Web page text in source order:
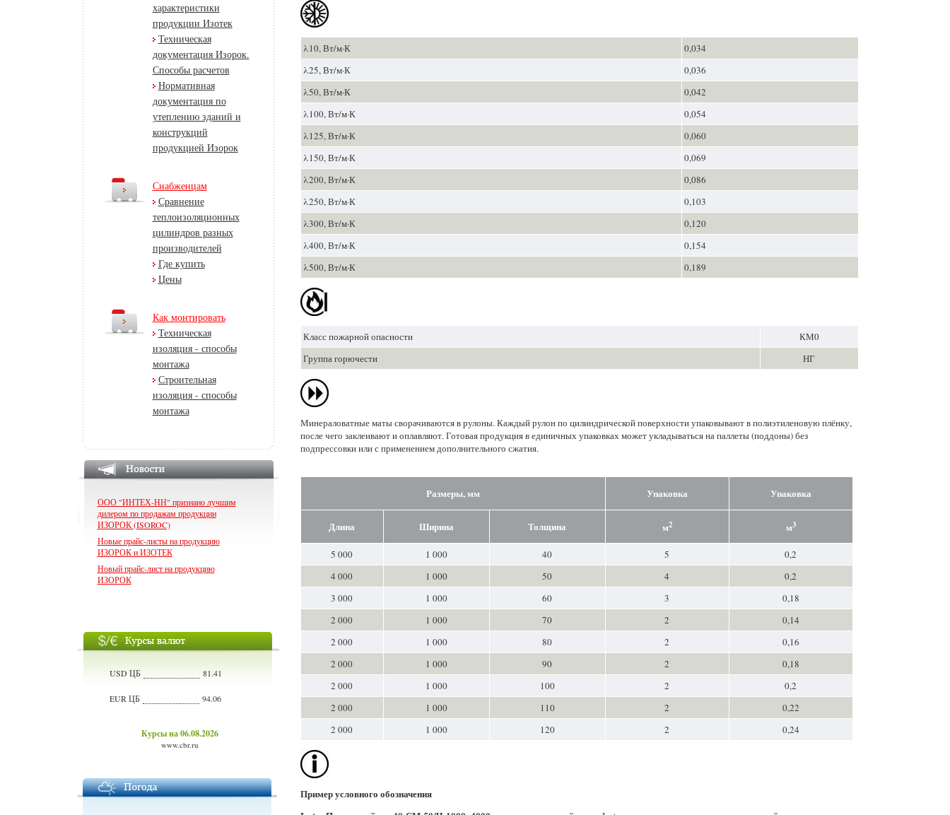
характеристики
продукции Изотек
Техническая
документация Изорок.
Способы расчетов
Нормативная
документация по
утеплению зданий и
конструкций
продукцией Изорок
Снабженцам
Сравнение
теплоизоляционных
цилиндров разных
производителей
Где купить
Цены
Как монтировать
Техническая
изоляция - способы
монтажа
Строительная
изоляция - способы
монтажа
ООО "ИНТЕХ-НН" признано лучшим
дилером по продажам продукции
ИЗОРОК (ISOROC)
Новые прайс-листы на продукцию
ИЗОРОК и ИЗОТЕК
Новый прайс-лист на продукцию
ИЗОРОК
USD ЦБ 81.41
EUR ЦБ 94.06
Курсы на 06.08.2026
www.cbr.ru
λ10, Вт/м·К
0,034
λ25, Вт/м·К
0,036
λ50, Вт/м·К
0,042
λ100, Вт/м·К
0,054
λ125, Вт/м·К
0,060
λ150, Вт/м·К
0,069
λ200, Вт/м·К
0,086
λ250, Вт/м·К
0,103
λ300, Вт/м·К
0,120
λ400, Вт/м·К
0,154
λ500, Вт/м·К
0,189
Класс пожарной опасности
КМ0
Группа горючести
НГ
Минераловатные маты сворачиваются в рулоны. Каждый рулон по цилиндрической поверхности упаковывают в полиэтиленовую плёнку,
после чего заклеивают и оплавляют. Готовая продукция в единичных упаковках может укладываться на паллеты (поддоны) без
подпрессовки или с применением дополнительного сжатия.
Размеры, мм Упаковка Упаковка
Длина Ширина Толщина м2 м3
5 000 1 000 40 5
0,2
4 000
1 000 50 4
0,2
3 000
1 000 60 3
0,18
2 000
1 000 70 2
0,14
2 000
1 000 80 2
0,16
2 000
1 000 90 2
0,18
2 000
1 000 100 2
0,2
2 000
1 000 110 2
0,22
2 000
1 000 120 2 0,24
Пример условного обозначения